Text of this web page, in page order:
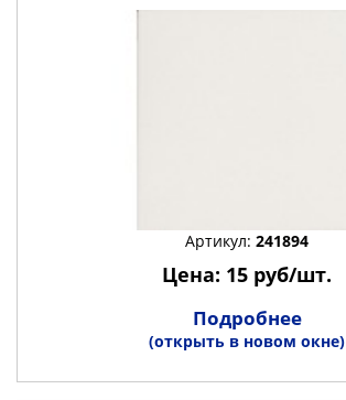
Артикул: 241894
Цена: 15 руб/шт.
Подробнее
(открыть в новом окне)